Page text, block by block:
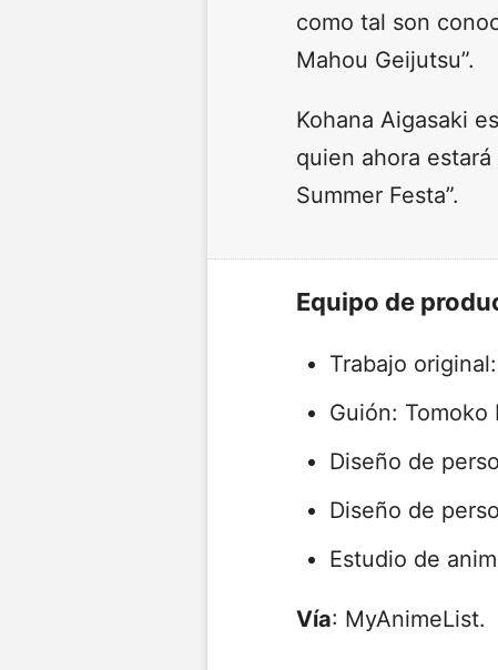
como tal son
Mahou Geijutsu”.
Kohana Aigasaki
quien ahora
Summer Festa”.
Equipo de
Trabajo
Guión: Tomoko
Diseño de
Diseño de
Estudio de
Vía: MyAnimeList.